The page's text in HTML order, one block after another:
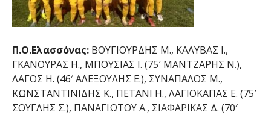
Π.Ο.Ελασσόνας: ΒΟΥΓΙΟΥΡΔΗΣ Μ., ΚΑΛΥΒΑΣ Ι.,
ΓΚΑΝΟΥΡΑΣ Η., ΜΠΟΥΣΙΑΣ Ι. (75′ ΜΑΝΤΖΑΡΗΣ Ν.),
ΛΑΓΟΣ Η. (46′ ΑΛΕΞΟΥΛΗΣ Ε.), ΣΥΝΑΠΑΛΟΣ Μ.,
ΚΩΝΣΤΑΝΤΙΝΙΔΗΣ Κ., ΠΕΤΑΝΙ Η., ΛΑΓΙΟΚΑΠΑΣ Ε. (75′
ΣΟΥΓΛΗΣ Σ.), ΠΑΝΑΓΙΩΤΟΥ Α., ΣΙΑΦΑΡΙΚΑΣ Δ. (70′